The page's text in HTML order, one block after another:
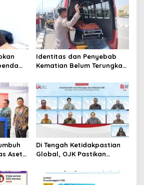
Identitas dan Penyebab
Kematian Belum Terungkap,
Ditemukan Mengapung di
Pantai Lere Palu, Kondisi
Tubuh Sudah Terurai
Dicabik Buaya
Aset
Di Tengah Ketidakpastian
Global, OJK Pastikan
Keuangan Tetap Terjaga